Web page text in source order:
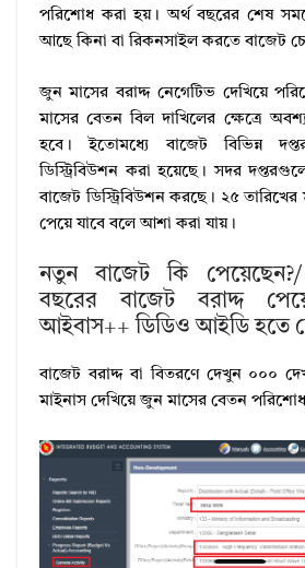
পরিশোধ করা হয়। অর্থ বছরের শেষ সময়ে
আছে কিনা বা রিকনসাইল করতে বাজেট
জুন মাসের বরাদ্দ নেগেটিভ দেখিয়ে
মাসের বেতন বিল দাখিলের ক্ষেত্রে
হবে। ইতোমধ্যে বাজেট বিভিন্ন
ডিস্ট্রিবিউশন করা হয়েছে। সদর
বাজেট ডিস্ট্রিবিউশন করছে। ২৫
পেয়ে যাবে বলে আশা করা যায়।
নতুন বাজেট কি
বছরের বাজেট বরাদ্দ
আইবাস++ ডিডিও আইডি হতে
বাজেট বরাদ্দ বা বিতরণে দেখুন ০০০
মাইনাস দেখিয়ে জুন মাসের বেতন